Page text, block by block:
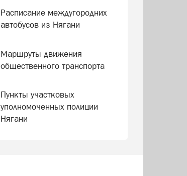
Расписание междугородних
автобусов из Нягани
Маршруты движения
общественного транспорта
Пункты участковых
уполномоченных полиции
Нягани